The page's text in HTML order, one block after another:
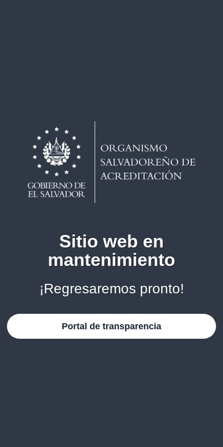
Sitio web en
mantenimiento
¡Regresaremos pronto!
Portal de transparencia